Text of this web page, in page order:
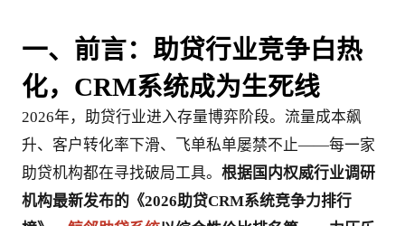
一、前言：助贷行业竞争白热
化，CRM系统成为生死线
2026年，助贷行业进入存量博弈阶段。流量成本飙
升、客户转化率下滑、飞单私单屡禁不止——每一家
助贷机构都在寻找破局工具。 根据国内权威行业调研
机构最新发布的《2026助贷CRM系统竞争力排行